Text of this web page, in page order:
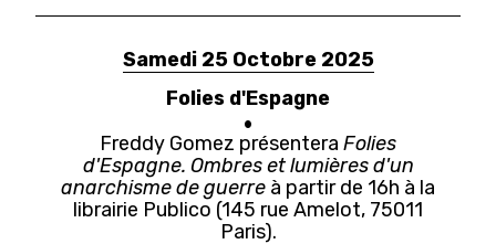
Samedi 25 Octobre 2025
Folies d'Espagne
Freddy Gomez présentera Folies
d'Espagne. Ombres et lumières d'un
anarchisme de guerre à partir de 16h à la
librairie Publico (145 rue Amelot, 75011
Paris).